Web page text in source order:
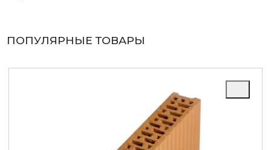
ПОПУЛЯРНЫЕ ТОВАРЫ